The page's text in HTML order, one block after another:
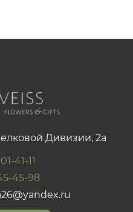
Дивизии, 2а
41-11
45-98